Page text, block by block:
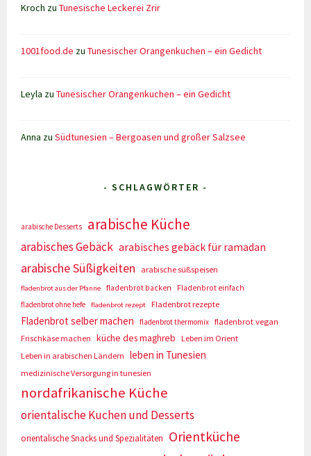
Kroch zuTunesische Leckerei Zrir
1001food.de zuTunesischer Orangenkuchen – ein Gedicht
Leyla zuTunesischer Orangenkuchen – ein Gedicht
Anna zuSüdtunesien – Bergoasen und großer Salzsee
- SCHLAGWÖRTER -
arabische Desserts arabische Küche
arabisches Gebäck arabisches gebäck für ramadan
arabische Süßigkeiten arabische süßspeisen
fladenbrot aus der Pfanne fladenbrot backen
Fladenbrot einfach
fladenbrot ohne hefe
fladenbrot rezept Fladenbrot rezepte
Fladenbrot selber machen fladenbrot thermomix fladenbrot vegan
Frischkäse machen
küche des maghreb
Leben im Orient
Leben in arabischen Ländern
leben in Tunesien
medizinische Versorgung in tunesien
nordafrikanische Küche
orientalische Kuchen und Desserts
orientalische Snacks und Spezialitäten Orientküche